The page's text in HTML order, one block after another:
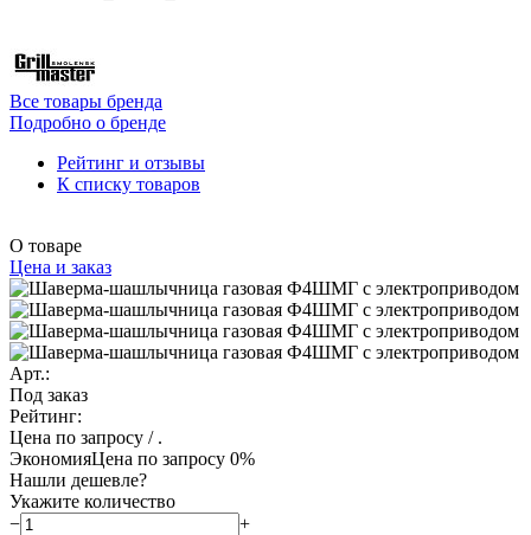
Все товары бренда
Подробно о бренде
Рейтинг и отзывы
К списку товаров
О товаре
Цена и заказ
Арт.:
Под заказ
Рейтинг:
Цена по запросу / .
ЭкономияЦена по запросу 0%
Нашли дешевле?
Укажите количество
−
+